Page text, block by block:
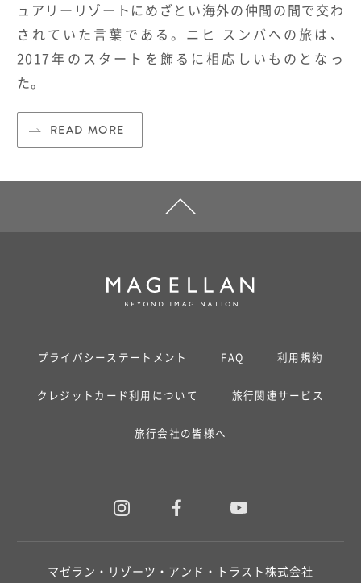
ュアリーリゾートにめざとい海外の仲間の間で交わ
されていた言葉である。ニヒ スンバ への旅は、
2017年のスタートを飾るに相応しいものとなっ
た。
READ MORE
プライバシーステートメント FAQ 利用規約
クレジットカード利用について 旅行関連サービス
旅行会社の皆様へ
マゼラン・リゾーツ・アンド・トラスト株式会社